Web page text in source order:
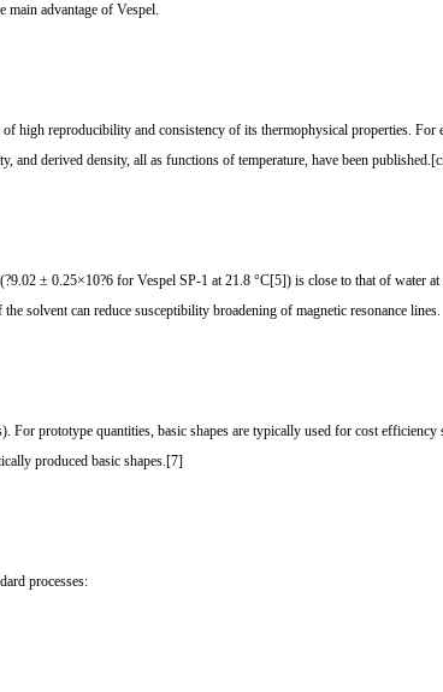
main advantage of Vespel.
high reproducibility and consistency of its thermophysical properties.
and derived density, all as functions of temperature, have been
± 0.25×10?6 for Vespel SP-1 at 21.8 °C[5]) is close to that of water
solvent can reduce susceptibility broadening of magnetic resonance lines.
For prototype quantities, basic shapes are typically used for cost
produced basic shapes.[7]
processes: